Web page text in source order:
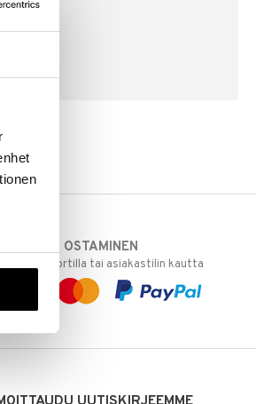
OSTAMINEN
pankkikortilla tai asiakastilin kautta